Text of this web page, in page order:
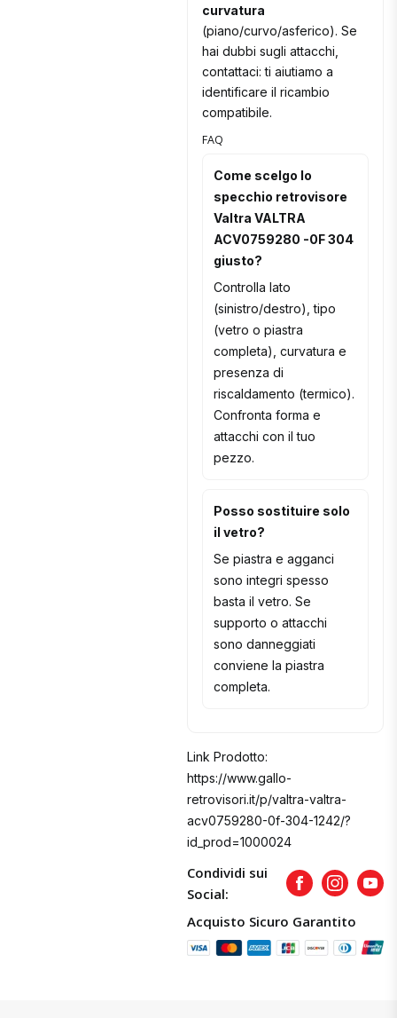
curvatura
(piano/curvo/asferico). Se
hai dubbi sugli attacchi,
contattaci: ti aiutiamo a
identificare il ricambio
compatibile.
FAQ
Come scelgo lo
specchio retrovisore
Valtra VALTRA
ACV0759280 -0F 304
giusto?
Controlla lato
(sinistro/destro), tipo
(vetro o piastra
completa), curvatura e
presenza di
riscaldamento (termico).
Confronta forma e
attacchi con il tuo
pezzo.
Posso sostituire solo
il vetro?
Se piastra e agganci
sono integri spesso
basta il vetro. Se
supporto o attacchi
sono danneggiati
conviene la piastra
completa.
Link Prodotto:
https://www.gallo-
retrovisori.it/p/valtra-valtra-
acv0759280-0f-304-1242/?
id_prod=1000024
Condividi sui
Social:
FacebookInstagram
Acquisto Sicuro Garantito